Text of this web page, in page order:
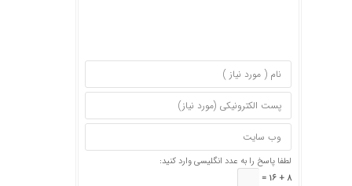
لطفا پاسخ را به عدد انگلیسی وارد کنید:
8 + 16 =